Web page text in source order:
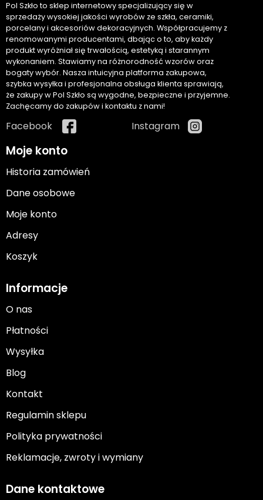
Pol Szkło to sklep internetowy specjalizujący się w
sprzedaży wysokiej jakości wyrobów ze szkła, ceramiki,
porcelany i akcesoriów dekoracyjnych. Współpracujemy z
renomowanymi producentami, dbając o to, aby każdy
produkt wyróżniał się trwałością, estetyką i starannym
wykonaniem. Stawiamy na różnorodność wzorów oraz
bogaty wybór. Nasza intuicyjna platforma zakupowa,
szybka wysyłka i profesjonalna obsługa klienta sprawiają,
że zakupy w Pol Szkło są wygodne, bezpieczne i przyjemne.
Zachęcamy do zakupów i kontaktu z nami!
Facebook Instagram
Moje konto
Historia zamówień
Dane osobowe
Moje konto
Adresy
Koszyk
Informacje
O nas
Płatności
Wysyłka
Blog
Kontakt
Regulamin sklepu
Polityka prywatności
Reklamacje, zwroty i wymiany
Dane kontaktowe